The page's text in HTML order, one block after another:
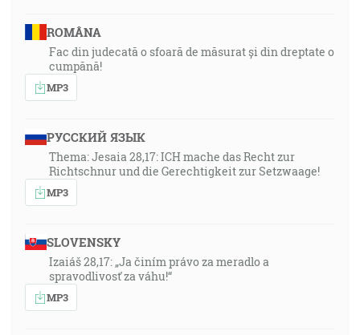
ROMÂNA
Fac din judecată o sfoară de măsurat și din dreptate o
cumpănă!
MP3
РУССКИЙ ЯЗЫК
Thema: Jesaia 28,17: ICH mache das Recht zur
Richtschnur und die Gerechtigkeit zur Setzwaage!
MP3
SLOVENSKY
Izaiáš 28,17: „Ja činím právo za meradlo a
spravodlivosť za váhu!“
MP3